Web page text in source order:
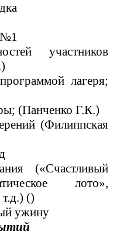
№1
участников
лагеря;
(Панченко Г.К.)
(Филиппская
(«Счастливый
лото»,
()
ужину